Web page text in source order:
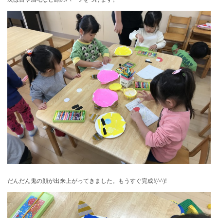
だんだん鬼の顔が出来上がってきました。もうすぐ完成!(^^)!